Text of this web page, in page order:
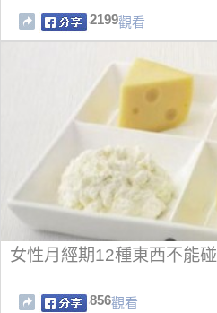
2199觀看
女性月經期12種東西不能碰
856觀看